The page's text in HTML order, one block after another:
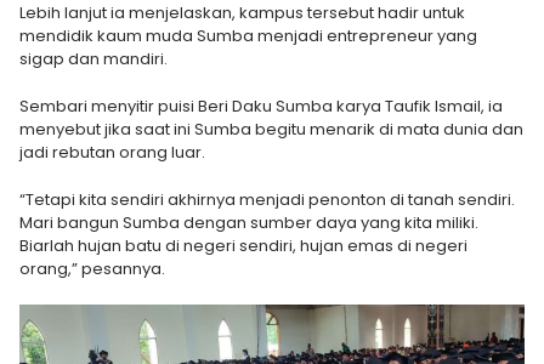
Lebih lanjut ia menjelaskan, kampus tersebut hadir untuk
mendidik kaum muda Sumba menjadi entrepreneur yang
sigap dan mandiri.
Sembari menyitir puisi Beri Daku Sumba karya Taufik Ismail, ia
menyebut jika saat ini Sumba begitu menarik di mata dunia dan
jadi rebutan orang luar.
“Tetapi kita sendiri akhirnya menjadi penonton di tanah sendiri.
Mari bangun Sumba dengan sumber daya yang kita miliki.
Biarlah hujan batu di negeri sendiri, hujan emas di negeri
orang,” pesannya.